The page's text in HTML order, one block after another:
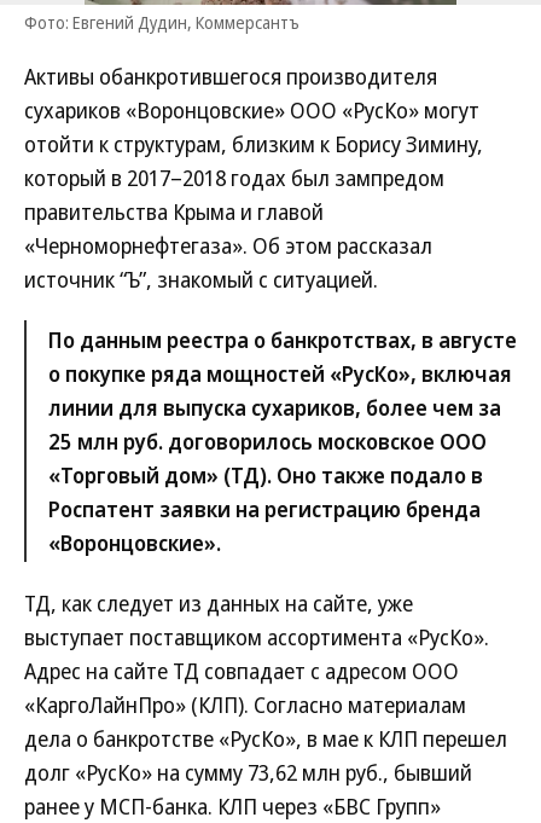
Фото: Евгений Дудин, Коммерсантъ
Активы обанкротившегося производителя
сухариков «Воронцовские» ООО «РусКо» могут
отойти к структурам, близким к Борису Зимину,
который в 2017–2018 годах был зампредом
правительства Крыма и главой
«Черноморнефтегаза». Об этом рассказал
источник “Ъ”, знакомый с ситуацией.
По данным реестра о банкротствах, в августе
о покупке ряда мощностей «РусКо», включая
линии для выпуска сухариков, более чем за
25 млн руб. договорилось московское ООО
«Торговый дом» (ТД). Оно также подало в
Роспатент заявки на регистрацию бренда
«Воронцовские».
ТД, как следует из данных на сайте, уже
выступает поставщиком ассортимента «РусКо».
Адрес на сайте ТД совпадает с адресом ООО
«КаргоЛайнПро» (КЛП). Согласно материалам
дела о банкротстве «РусКо», в мае к КЛП перешел
долг «РусКо» на сумму 73,62 млн руб., бывший
ранее у МСП-банка. КЛП через «БВС Групп»